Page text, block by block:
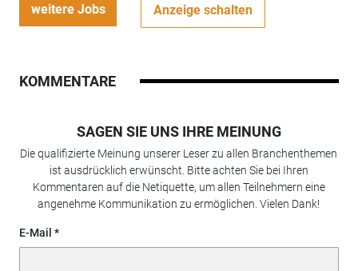
weitere Jobs Anzeige schalten
KOMMENTARE
SAGEN SIE UNS IHRE MEINUNG
Die qualifizierte Meinung unserer Leser zu allen Branchenthemen
ist ausdrücklich erwünscht. Bitte achten Sie bei Ihren
Kommentaren auf die Netiquette, um allen Teilnehmern eine
angenehme Kommunikation zu ermöglichen. Vielen Dank!
E-Mail